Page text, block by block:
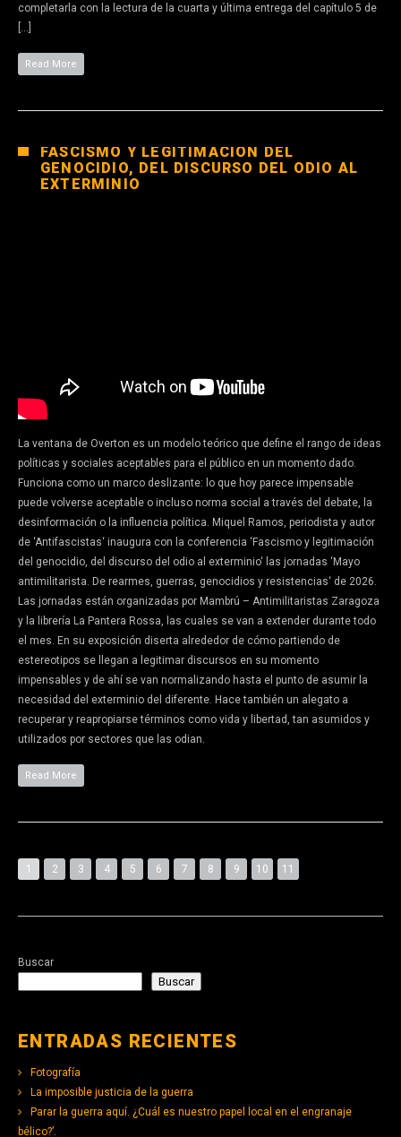
completarla con la lectura de la cuarta y última entrega del capítulo 5 de
[…]
Read More
FASCISMO Y LEGITIMACIÓN DEL
GENOCIDIO, DEL DISCURSO DEL ODIO AL
EXTERMINIO
La ventana de Overton es un modelo teórico que define el rango de ideas
políticas y sociales aceptables para el público en un momento dado.
Funciona como un marco deslizante: lo que hoy parece impensable
puede volverse aceptable o incluso norma social a través del debate, la
desinformación o la influencia política. Miquel Ramos, periodista y autor
de ‘Antifascistas‘ inaugura con la conferencia ‘Fascismo y legitimación
del genocidio, del discurso del odio al exterminio‘ las jornadas ‘Mayo
antimilitarista. De rearmes, guerras, genocidios y resistencias‘ de 2026.
Las jornadas están organizadas por Mambrú – Antimilitaristas Zaragoza
y la librería La Pantera Rossa, las cuales se van a extender durante todo
el mes. En su exposición diserta alrededor de cómo partiendo de
estereotipos se llegan a legitimar discursos en su momento
impensables y de ahí se van normalizando hasta el punto de asumir la
necesidad del exterminio del diferente. Hace también un alegato a
recuperar y reapropiarse términos como vida y libertad, tan asumidos y
utilizados por sectores que las odian.
Read More
1 2 3 4 5 6 7 8 9 10 11
Buscar
Buscar
ENTRADAS RECIENTES
Fotografía
La imposible justicia de la guerra
Parar la guerra aquí. ¿Cuál es nuestro papel local en el engranaje
bélico?’.